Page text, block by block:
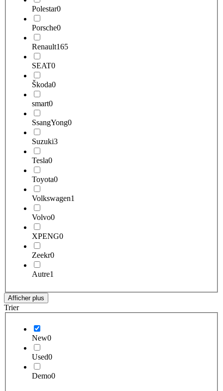
Polestar0
Porsche0
Renault165
SEAT0
Škoda0
smart0
SsangYong0
Suzuki3
Tesla0
Toyota0
Volkswagen1
Volvo0
XPENG0
Zeekr0
Autre1
Afficher plus
Trier
New0
Used0
Demo0